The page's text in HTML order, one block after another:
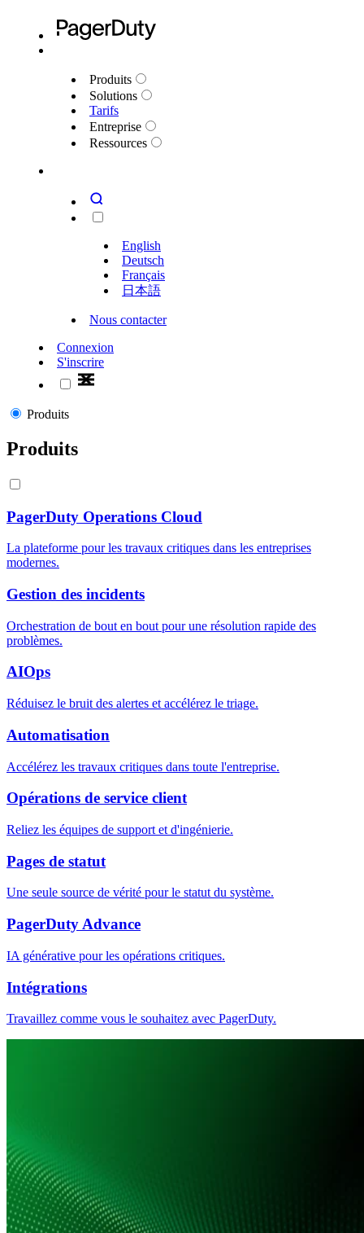
Produits
Solutions
Tarifs
Entreprise
Ressources
English
Deutsch
Français
日本語
Nous contacter
Connexion
S'inscrire
Produits
Produits
PagerDuty Operations Cloud
La plateforme pour les travaux critiques dans les entreprises
modernes.
Gestion des incidents
Orchestration de bout en bout pour une résolution rapide des
problèmes.
AIOps
Réduisez le bruit des alertes et accélérez le triage.
Automatisation
Accélérez les travaux critiques dans toute l'entreprise.
Opérations de service client
Reliez les équipes de support et d'ingénierie.
Pages de statut
Une seule source de vérité pour le statut du système.
PagerDuty Advance
IA générative pour les opérations critiques.
Intégrations
Travaillez comme vous le souhaitez avec PagerDuty.